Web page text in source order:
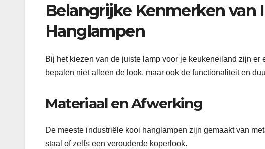
Belangrijke Kenmerken van
Hanglampen
Bij het kiezen van de juiste lamp voor je keukeneiland zijn
bepalen niet alleen de look, maar ook de functionaliteit en
Materiaal en Afwerking
De meeste industriële kooi hanglampen zijn gemaakt van
staal of zelfs een verouderde koperlook.